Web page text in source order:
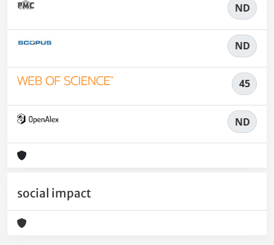
ND
ND
45
ND
social impact